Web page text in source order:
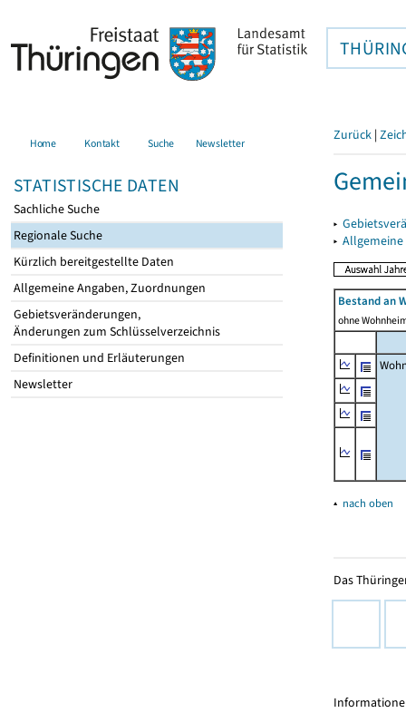
Home Kontakt Suche Newsletter
STATISTISCHE DATEN
Sachliche Suche
Regionale Suche
Kürzlich bereitgestellte Daten
Allgemeine Angaben, Zuordnungen
Gebietsveränderungen,
Änderungen zum Schlüsselverzeichnis
Definitionen und Erläuterungen
Newsletter
Zurück |
▸
▸
Bestand an
ohne
▴ nach oben
Das